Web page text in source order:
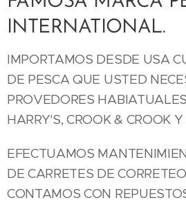
INTERNATIONAL.
IMPORTAMOS DESDE USA
DE PESCA QUE USTED
PROVEDORES
HARRY'S, CROOK & CROOK
EFECTUAMOS
DE CARRETES DE
CONTAMOS CON